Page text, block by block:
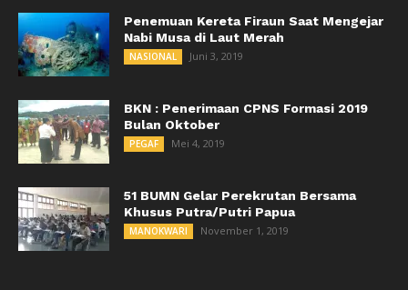
Penemuan Kereta Firaun Saat Mengejar
Nabi Musa di Laut Merah
NASIONAL Juni 3, 2019
BKN : Penerimaan CPNS Formasi 2019
Bulan Oktober
PEGAF Mei 4, 2019
51 BUMN Gelar Perekrutan Bersama
Khusus Putra/Putri Papua
MANOKWARI November 1, 2019